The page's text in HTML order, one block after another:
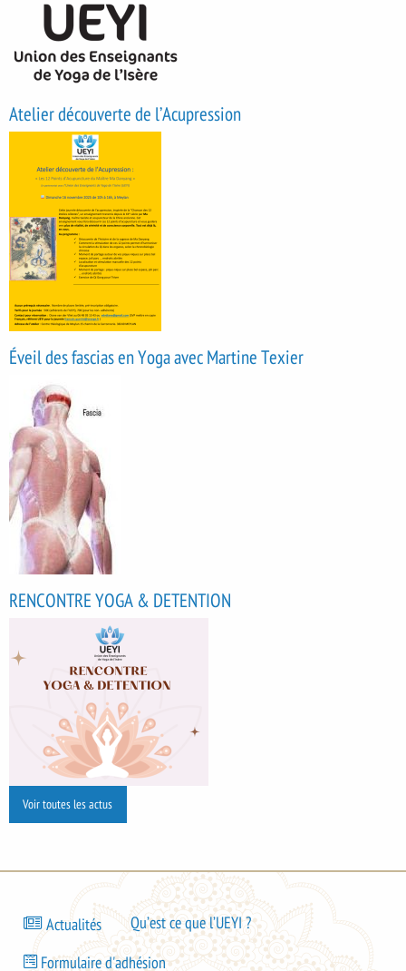
Atelier découverte de l’Acupression
Éveil des fascias en Yoga avec Martine Texier
RENCONTRE YOGA & DETENTION
Voir toutes les actus
Bas Actualités Qu’est ce que l’UEYI ?
Bas Formulaire d'adhésion